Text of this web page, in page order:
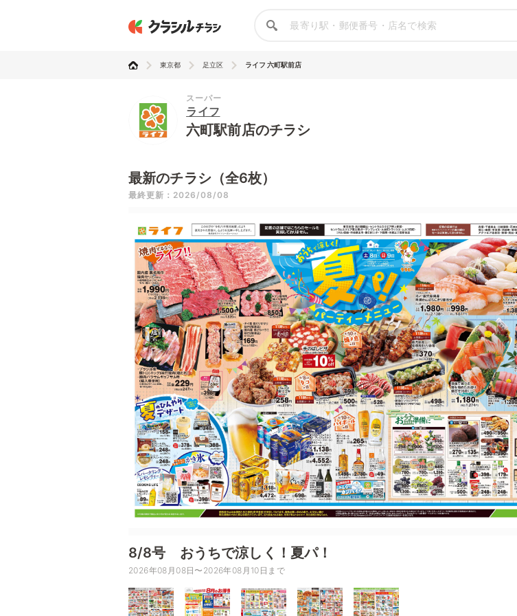
東京都 足立区 ライフ 六町駅前店
スーパー
ライフ
六町駅前店のチラシ
最新のチラシ（全6枚）
最終更新：2026/08/08
8/8号 おうちで涼しく！夏パ！
2026年08月08日〜2026年08月10日まで